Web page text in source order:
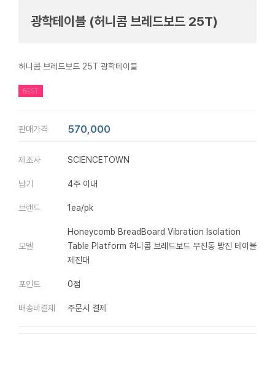
광학테이블 (허니콤 브레드보드 25T)
허니콤 브레드보드 25T 광학테이블
BEST
판매가격 570,000
제조사 SCIENCETOWN
납기 4주 이내
브랜드 1ea/pk
모델
Honeycomb BreadBoard Vibration Isolation
Table Platform 허니콤 브레드보드 무진동 방진 테이블
제진대
포인트 0점
배송비결제 주문시 결제